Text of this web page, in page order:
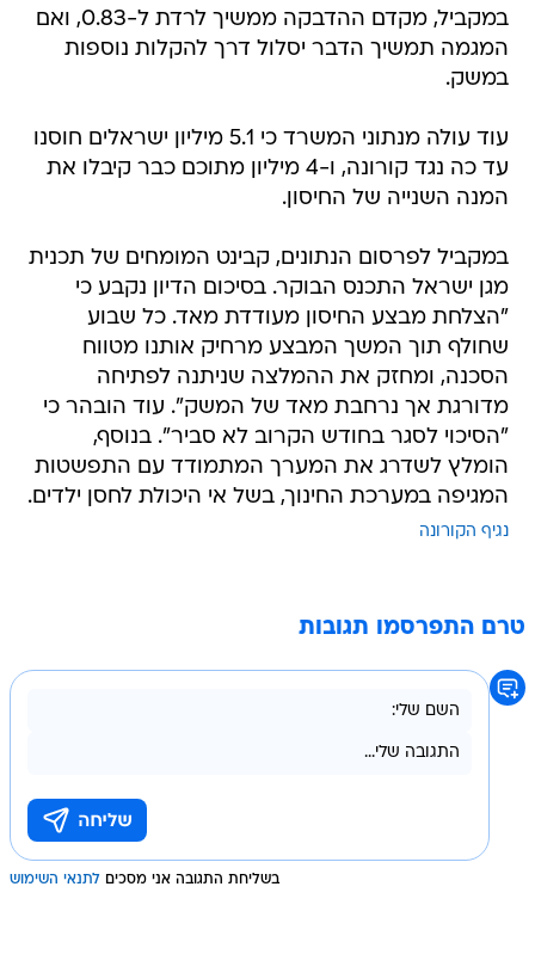
במקביל, מקדם ההדבקה ממשיך לרדת ל-0.83, ואם
המגמה תמשיך הדבר יסלול דרך להקלות נוספות
במשק.
עוד עולה מנתוני המשרד כי 5.1 מיליון ישראלים חוסנו
עד כה נגד קורונה, ו-4 מיליון מתוכם כבר קיבלו את
המנה השנייה של החיסון.
במקביל לפרסום הנתונים, קבינט המומחים של תכנית
מגן ישראל התכנס הבוקר. בסיכום הדיון נקבע כי
‏"הצלחת מבצע החיסון מעודדת מאד. כל שבוע
שחולף תוך המשך המבצע מרחיק אותנו מטווח
הסכנה, ומחזק את ההמלצה שניתנה לפתיחה
מדורגת אך נרחבת מאד של המשק". עוד הובהר כי
"הסיכוי לסגר בחודש הקרוב לא סביר". בנוסף,
הומלץ לשדרג את המערך המתמודד עם התפשטות
המגיפה במערכת החינוך, בשל אי היכולת לחסן ילדים.
נגיף הקורונה
טרם התפרסמו תגובות
בשליחת התגובה אני מסכים לתנאי השימוש